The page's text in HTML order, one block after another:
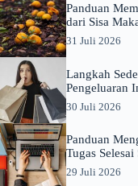
Panduan
dari Sisa
31 Juli 2026
Langkah
Pengeluaran
30 Juli 2026
Panduan
Tugas
29 Juli 2026